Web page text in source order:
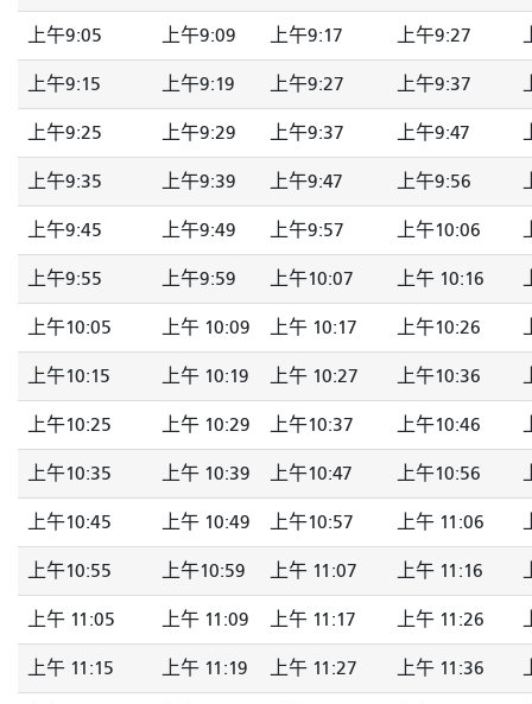
上午9:05 上午9:09 上午9:17 上午9:27
上午9:15 上午9:19 上午9:27 上午9:37
上午9:25 上午9:29 上午9:37 上午9:47
上午9:35 上午9:39 上午9:47 上午9:56
上午9:45 上午9:49 上午9:57 上午10:06
上午9:55 上午9:59 上午10:07 上午 10:16
上午10:05 上午 10:09 上午 10:17 上午10:26
上午10:15 上午 10:19 上午 10:27 上午10:36
上午10:25 上午 10:29 上午10:37 上午10:46
上午10:35 上午 10:39 上午10:47 上午10:56
上午10:45 上午 10:49 上午10:57 上午 11:06
上午10:55 上午10:59 上午 11:07 上午 11:16
上午 11:05 上午 11:09 上午 11:17 上午 11:26
上午 11:15 上午 11:19 上午 11:27 上午 11:36